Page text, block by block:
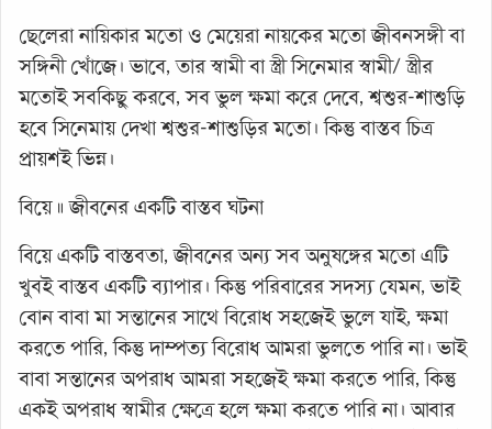
ছেলেরা নায়িকার মতো ও মেয়েরা নায়কের মতো জীবনসঙ্গী বা
সঙ্গিনী খোঁজে। ভাবে, তার স্বামী বা স্ত্রী সিনেমার স্বামী/ স্ত্রীর
মতোই সবকিছু করবে, সব ভুল ক্ষমা করে দেবে, শ্বশুর-শাশুড়ি
হবে সিনেমায় দেখা শ্বশুর-শাশুড়ির মতো। কিন্তু বাস্তব চিত্র
প্রায়শই ভিন্ন।
বিয়ে ॥ জীবনের একটি বাস্তব ঘটনা
বিয়ে একটি বাস্তবতা, জীবনের অন্য সব অনুষঙ্গের মতো এটি
খুবই বাস্তব একটি ব্যাপার। কিন্তু পরিবারের সদস্য যেমন, ভাই
বোন বাবা মা সন্তানের সাথে বিরোধ সহজেই ভুলে যাই, ক্ষমা
করতে পারি, কিন্তু দাম্পত্য বিরোধ আমরা ভুলতে পারি না। ভাই
বাবা সন্তানের অপরাধ আমরা সহজেই ক্ষমা করতে পারি, কিন্তু
একই অপরাধ স্বামীর ক্ষেত্রে হলে ক্ষমা করতে পারি না। আবার